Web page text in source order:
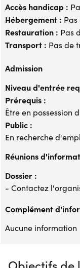
Accès handicap :
Hébergement :
Restauration : Pas
Transport : Pas de
Admission
Niveau d'entrée
Prérequis :
Être en possession
Public :
En recherche
Réunions
Dossier :
- Contactez
Complément
Aucune information